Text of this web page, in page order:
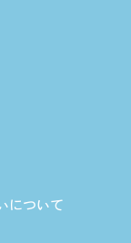
について